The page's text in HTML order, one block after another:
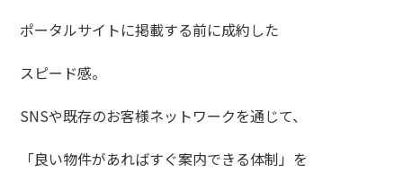
ポータルサイトに掲載する前に成約した
スピード感。
SNSや既存のお客様ネットワークを通じて、
「良い物件があればすぐ案内できる体制」を